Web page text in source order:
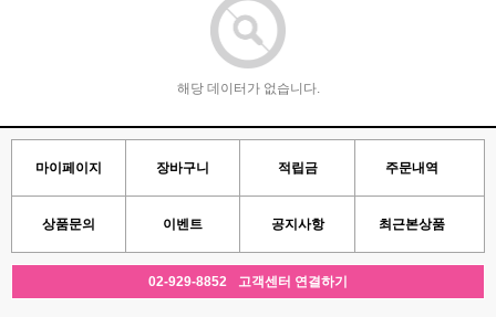
해당 데이터가 없습니다.
마이페이지 장바구니 적립금 주문내역
상품문의 이벤트 공지사항 최근본상품
02-929-8852 고객센터 연결하기